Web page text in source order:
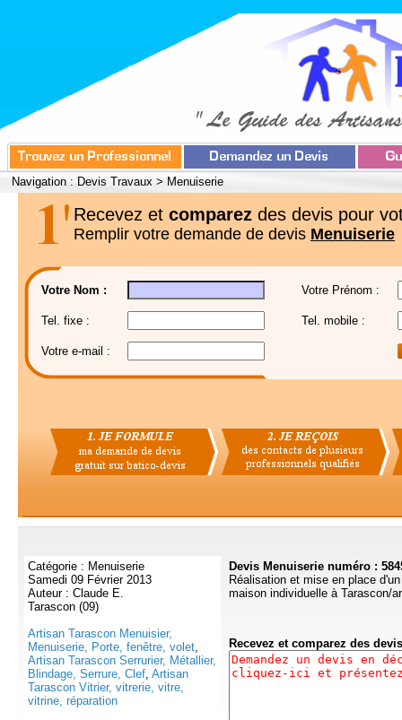
Navigation : Devis Travaux > Menuiserie
Recevez et comparez des devis pour
Remplir votre demande de devis Menuiserie
Votre Nom : Votre Prénom :
Tel. fixe : Tel. mobile :
Votre e-mail :
Catégorie : Menuiserie
Samedi 09 Février 2013
Auteur : Claude E.
Tarascon (09)
Artisan Tarascon Menuisier,
Menuiserie, Porte, fenêtre, volet,
Artisan Tarascon Serrurier, Métallier,
Blindage, Serrure, Clef, Artisan
Tarascon Vitrier, vitrerie, vitre,
vitrine, réparation
Devis Menuiserie numéro :
Réalisation et mise en place
maison individuelle à Tarascon/
Recevez et comparez des